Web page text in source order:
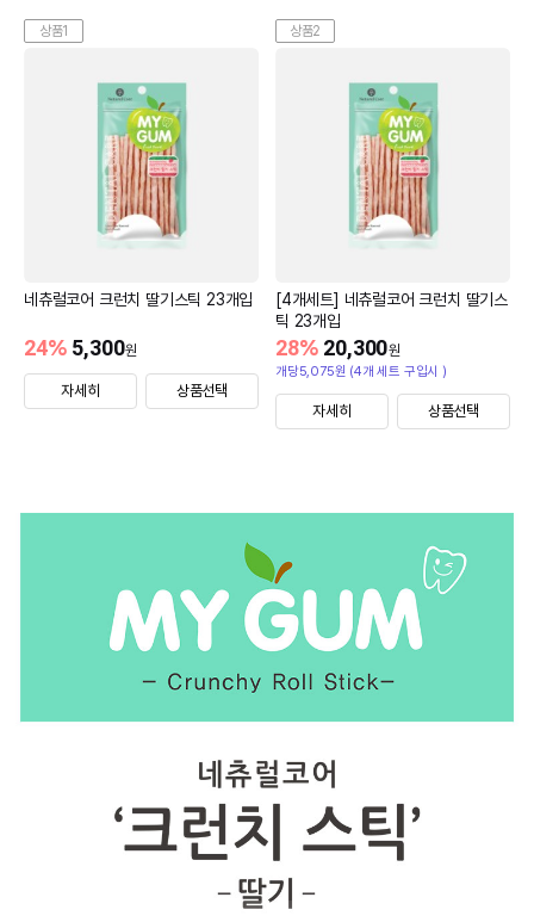
상품1
네츄럴코어 크런치 딸기스틱 23개입
5,300원
24%
자세히 상품선택
상품2
[4개세트] 네츄럴코어 크런치 딸기스
틱 23개입
20,300원
28%
개당5,075원 (4개 세트 구입시 )
자세히 상품선택